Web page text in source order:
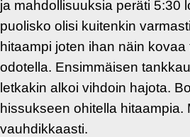
ja mahdollisuuksia peräti 5:30
puolisko olisi kuitenkin
hitaampi joten ihan näin kovaa
odotella. Ensimmäisen
letkakin alkoi vihdoin hajota.
hissukseen ohitella hitaampia.
vauhdikkaasti.